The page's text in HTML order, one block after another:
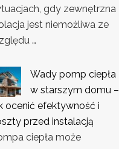
gdy zewnętrzna
jest niemożliwa ze
…
Wady pomp ciepła
w starszym domu –
ocenić efektywność i
przed instalacją
ciepła może